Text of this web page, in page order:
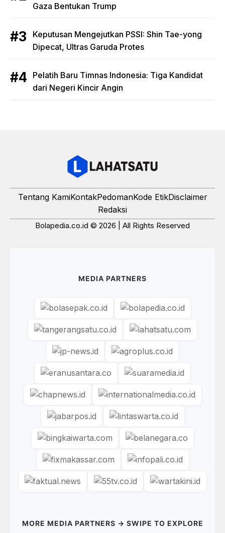
Gaza Bentukan Trump
Keputusan Mengejutkan PSSI: Shin Tae-yong
Dipecat, Ultras Garuda Protes
Pelatih Baru Timnas Indonesia: Tiga Kandidat
dari Negeri Kincir Angin
Tentang KamiKontakPedomanKode EtikDisclaimer
Redaksi
Bolapedia.co.id © 2026 | All Rights Reserved
MEDIA PARTNERS
MORE MEDIA PARTNERS → SWIPE TO EXPLORE